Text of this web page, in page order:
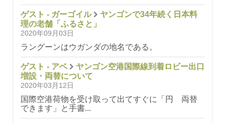
ゲスト - ガーゴイル
ヤンゴンで34年続く日本料
理の老舗「ふるさと」
2020年09月03日
ラングーンはウガンダの地名である。
ゲスト - アベ
ヤンゴン空港国際線到着ロビー出口
増設・両替について
2020年03月12日
国際空港荷物を受け取って出てすぐに「円 両替
できます」と手書...